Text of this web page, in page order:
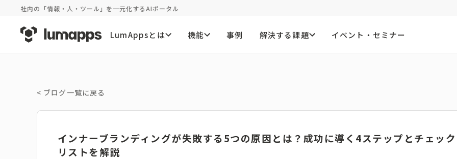
社内の「情報・人・ツール」を一元化するAIポータル
LumAppsとは 機能 事例 解決する課題 イベント・セミナー
< ブログ一覧に戻る
インナーブランディングが失敗する5つの原因とは？成功に導く4ステップとチェック
リストを解説